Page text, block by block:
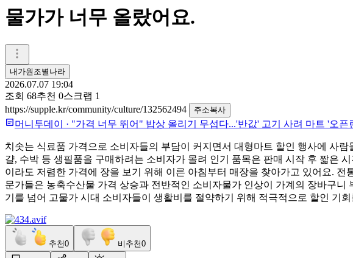
물가가 너무 올랐어요.
내가원조별나라
2026.07.07 19:04
조회 68추천 0스크랩 1
https://supple.kr/community/culture/132562494
주소복사
머니투데이 · "가격 너무 뛰어" 밥상 올리기 무섭다...'반값' 고기 사려 마트 '오픈
치솟는 식료품 가격으로 소비자들의 부담이 커지면서 대형마트 할인 행사에 사
걀, 수박 등 생필품을 구매하려는 소비자가 몰려 인기 품목은 판매 시작 후 짧은
이라도 저렴한 가격에 장을 보기 위해 이른 아침부터 매장을 찾아가고 있어요.
문가들은 농축수산물 가격 상승과 전반적인 소비자물가 인상이 가계의 장바구
기를 넘어 고물가 시대 소비자들이 생활비를 절약하기 위해 적극적으로 할인 기
추천0 비추천0